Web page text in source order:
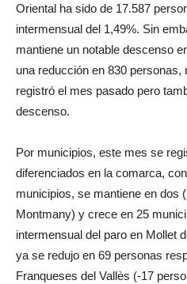
Oriental ha sido de 17.587
intermensual del 1,49%. Sin
mantiene un notable descenso
una reducción en 830
registró el mes pasado pero
descenso.
Por municipios, este mes se
diferenciados en la comarca,
municipios, se mantiene en dos
Montmany) y crece en 25
intermensual del paro en Mollet
ya se redujo en 69 personas
Franqueses del Vallès (-17